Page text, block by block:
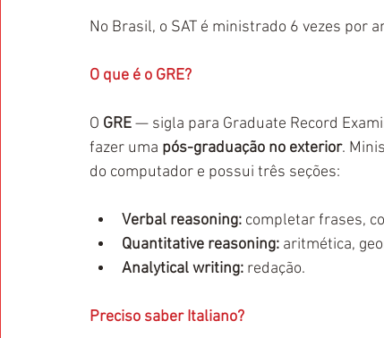
No Brasil, o SAT é ministrado 6 vezes por
O que é o GRE?
O GRE — sigla para Graduate Record
fazer uma pós-graduação no exterior.
do computador e possui três seções:
Verbal reasoning: completar frases,
Quantitative reasoning: aritmética,
Analytical writing: redação.
Preciso saber Italiano?